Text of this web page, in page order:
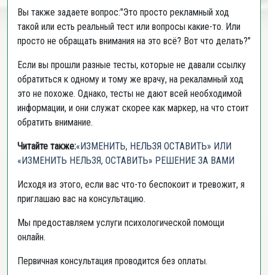
Вы также задаете вопрос:"Это просто рекламный ход
такой или есть реальный тест или вопросы какие-то. Или
просто не обращать внимания на это всё? Вот что делать?"
Если вы прошли разные тесты, которые не давали ссылку
обратиться к одному и тому же врачу, на рекаламный ход
это не похоже. Однако, тесты не дают всей необходимой
информации, и они служат скорее как маркер, на что стоит
обратить внимание.
Читайте также:«ИЗМЕНИТЬ, НЕЛЬЗЯ ОСТАВИТЬ» ИЛИ
«ИЗМЕНИТЬ НЕЛЬЗЯ, ОСТАВИТЬ» РЕШЕНИЕ ЗА ВАМИ
Исходя из этого, если вас что-то беспокоит и тревожит, я
приглашаю вас на консультацию.
Мы предоставляем услуги психологической помощи
онлайн.
Первичная консультация проводится без оплаты.